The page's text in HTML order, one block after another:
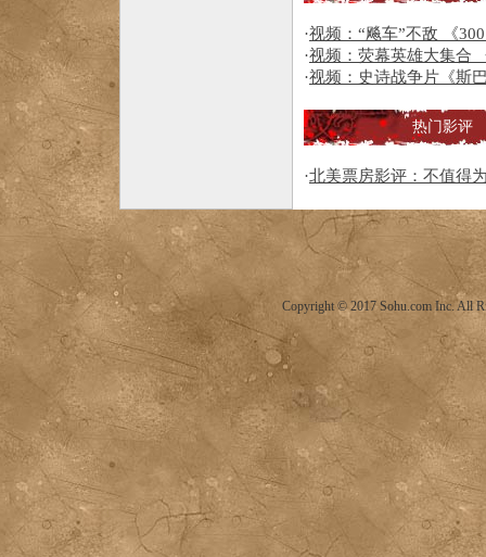
·视频：“飚车”不敌 《
·视频：荧幕英雄大集合
·视频：史诗战争片《斯
热门影评
·北美票房影评：不值得
Copyright © 2017 Sohu.com Inc. All